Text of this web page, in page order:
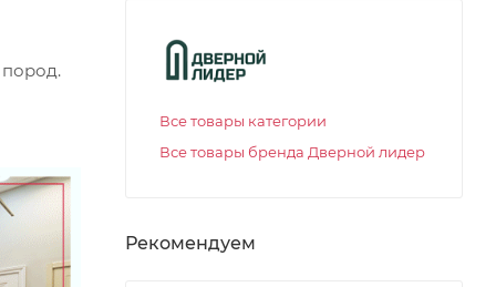
Все товары категории
Все товары бренда Дверной лидер
Рекомендуем